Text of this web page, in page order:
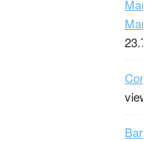
Bar